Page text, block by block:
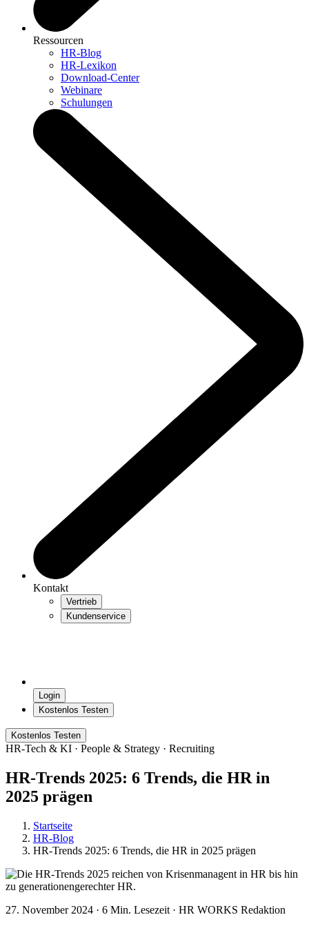
Ressourcen
HR-Blog
HR-Lexikon
Download-Center
Webinare
Schulungen
Kontakt
HR-Tech & KI · People & Strategy · Recruiting
HR-Trends 2025: 6 Trends, die HR in
2025 prägen
Startseite
HR-Blog
HR-Trends 2025: 6 Trends, die HR in 2025 prägen
27. November 2024 · 6 Min. Lesezeit · HR WORKS Redaktion